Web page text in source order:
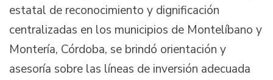
estatal de reconocimiento y dignificación
centralizadas en los municipios de Montelíbano y
Montería, Córdoba, se brindó orientación y
asesoría sobre las líneas de inversión adecuada